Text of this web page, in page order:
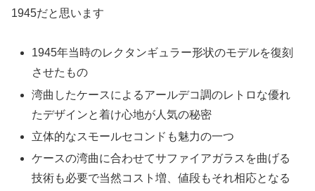
1945だと思います
1945年当時のレクタンギュラー形状のモデルを復刻
させたもの
湾曲したケースによるアールデコ調のレトロな優れ
たデザインと着け心地が人気の秘密
立体的なスモールセコンドも魅力の一つ
ケースの湾曲に合わせてサファイアガラスを曲げる
技術も必要で当然コスト増、値段もそれ相応となる